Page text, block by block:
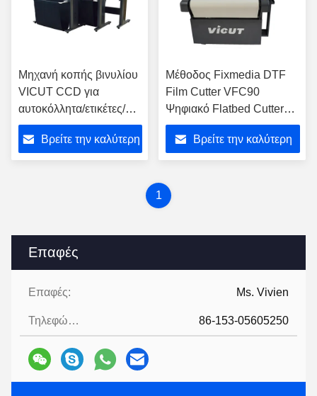
Επαφές
Επαφές: Ms. Vivien
Τηλεφώνημα: 86-153-05605250
Μηχανή κοπής βινυλίου
VICUT CCD για
αυτοκόλλητα/ετικέτες/
κολλητικό χαρτί/
φωτογραφία μεταφοράς
θερμότητας GR8000-
Βρείτε την καλύτερη
Μέθοδος Fixmedia DTF
Film Cutter VFC90
Ψηφιακό Flatbed Cutter
Roll Auto Feed Cutter
Βρείτε την καλύτερη
1